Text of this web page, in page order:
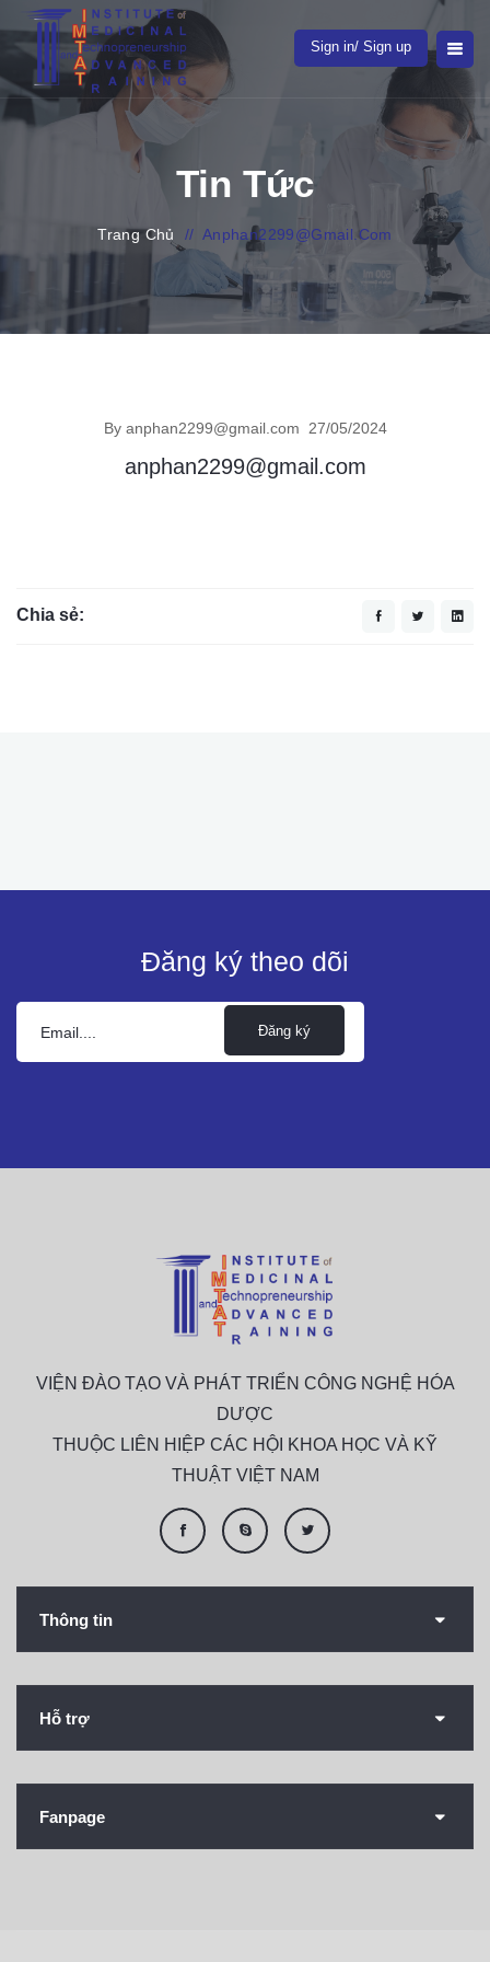
Sign in/ Sign up
Tin Tức
Trang Chủ // Anphan2299@gmail.com
By anphan2299@gmail.com 27/05/2024
anphan2299@gmail.com
Chia sẻ:
Đăng ký theo dõi
Đăng ký
VIỆN ĐÀO TẠO VÀ PHÁT TRIỂN CÔNG NGHỆ HÓA
DƯỢC
THUỘC LIÊN HIỆP CÁC HỘI KHOA HỌC VÀ KỸ
THUẬT VIỆT NAM
Thông tin
Hỗ trợ
Fanpage